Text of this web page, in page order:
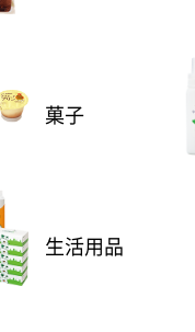
菓子
生活用品